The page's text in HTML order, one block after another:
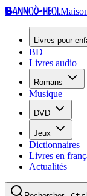
Bannoù-heol
Livres pour
BD
Livres audio
Romans
Musique
DVD
Jeux
Dictionnaires
Livres en
Actualités